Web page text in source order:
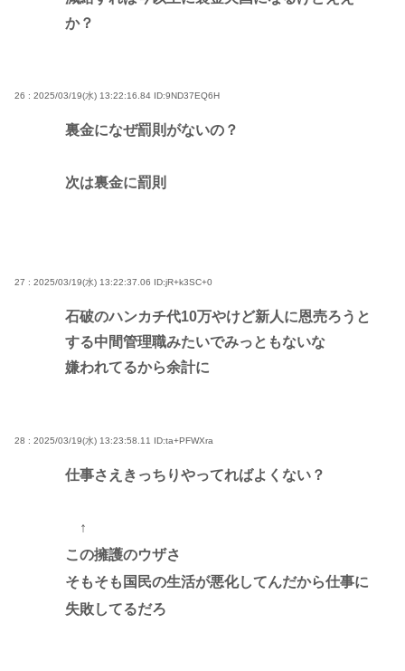
か？
26 : 2025/03/19(水) 13:22:16.84 ID:9ND37EQ6H
裏金になぜ罰則がないの？
次は裏金に罰則
27 : 2025/03/19(水) 13:22:37.06 ID:jR+k3SC+0
石破のハンカチ代10万やけど新人に恩売ろうと
する中間管理職みたいでみっともないな
嫌われてるから余計に
28 : 2025/03/19(水) 13:23:58.11 ID:ta+PFWXra
仕事さえきっちりやってればよくない？
↑
この擁護のウザさ
そもそも国民の生活が悪化してんだから仕事に
失敗してるだろ